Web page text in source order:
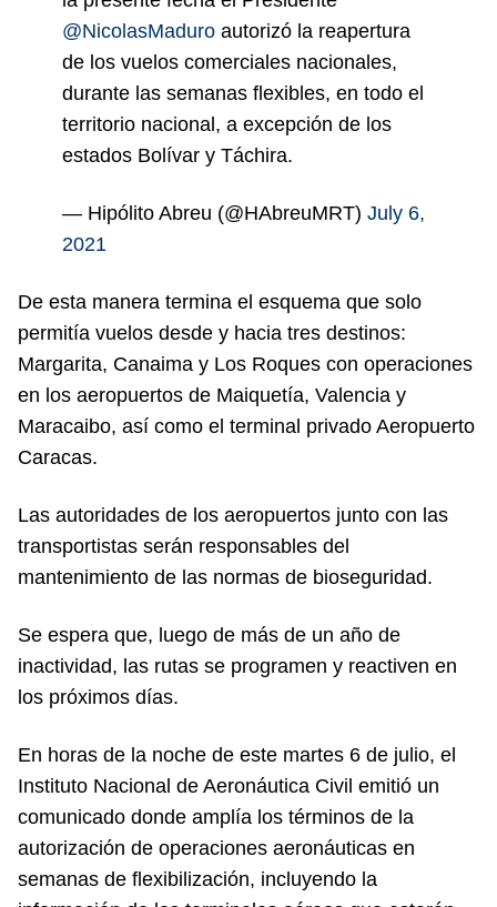
@NicolasMaduro autorizó la reapertura
de los vuelos comerciales nacionales,
durante las semanas flexibles, en todo el
territorio nacional, a excepción de los
estados Bolívar y Táchira.
— Hipólito Abreu (@HAbreuMRT) July 6,
2021
De esta manera termina el esquema que solo
permitía vuelos desde y hacia tres destinos:
Margarita, Canaima y Los Roques con operaciones
en los aeropuertos de Maiquetía, Valencia y
Maracaibo, así como el terminal privado Aeropuerto
Caracas.
Las autoridades de los aeropuertos junto con las
transportistas serán responsables del
mantenimiento de las normas de bioseguridad.
Se espera que, luego de más de un año de
inactividad, las rutas se programen y reactiven en
los próximos días.
En horas de la noche de este martes 6 de julio, el
Instituto Nacional de Aeronáutica Civil emitió un
comunicado donde amplía los términos de la
autorización de operaciones aeronáuticas en
semanas de flexibilización, incluyendo la